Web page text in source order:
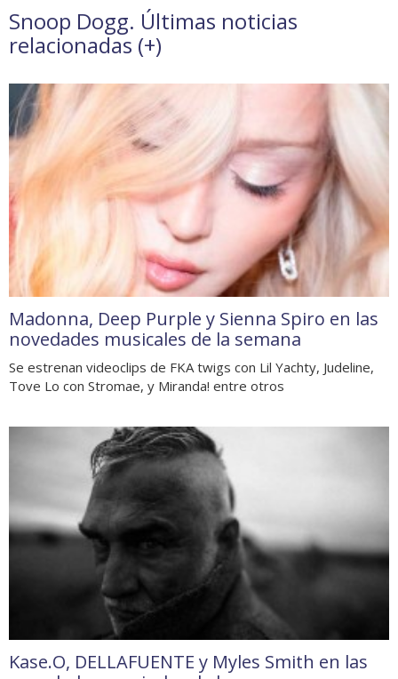
Snoop Dogg. Últimas noticias
relacionadas (+)
Madonna, Deep Purple y Sienna Spiro en las
novedades musicales de la semana
Se estrenan videoclips de FKA twigs con Lil Yachty, Judeline,
Tove Lo con Stromae, y Miranda! entre otros
Kase.O, DELLAFUENTE y Myles Smith en las